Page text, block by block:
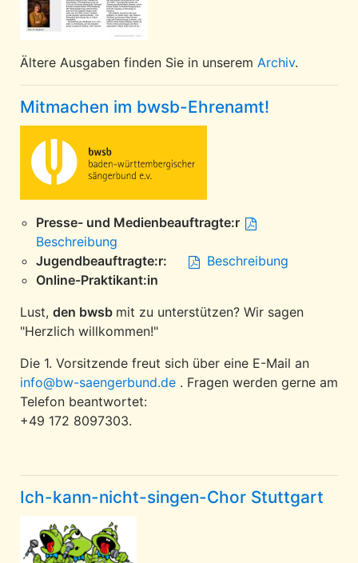
Ältere Ausgaben finden Sie in unserem Archiv.
Mitmachen im bwsb-Ehrenamt!
Presse- und Medienbeauftragte:r
Beschreibung
Jugendbeauftragte:r:
Beschreibung
Online-Praktikant:in
Lust, den bwsb mit zu unterstützen? Wir sagen
"Herzlich willkommen!"
Die 1. Vorsitzende freut sich über eine E-Mail an
info@bw-saengerbund.de . Fragen werden gerne am
Telefon beantwortet:
+49 172 8097303.
Ich-kann-nicht-singen-Chor Stuttgart